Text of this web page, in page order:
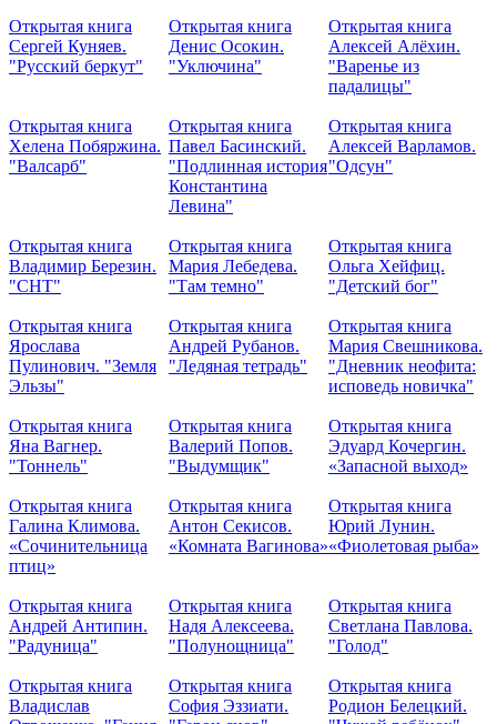
Открытая книга
Сергей Куняев.
"Русский беркут"
Открытая книга
Денис Осокин.
"Уключина"
Открытая книга
Алексей Алёхин.
"Варенье из
падалицы"
Открытая книга
Хелена Побяржина.
"Валсарб"
Открытая книга
Павел Басинский.
"Подлинная история
Константина
Левина"
Открытая книга
Алексей Варламов.
"Одсун"
Открытая книга
Владимир Березин.
"СНТ"
Открытая книга
Мария Лебедева.
"Там темно"
Открытая книга
Ольга Хейфиц.
"Детский бог"
Открытая книга
Ярослава
Пулинович. "Земля
Эльзы"
Открытая книга
Андрей Рубанов.
"Ледяная тетрадь"
Открытая книга
Мария Свешникова.
"Дневник неофита:
исповедь новичка"
Открытая книга
Яна Вагнер.
"Тоннель"
Открытая книга
Валерий Попов.
"Выдумщик"
Открытая книга
Эдуард Кочергин.
«Запасной выход»
Открытая книга
Галина Климова.
«Сочинительница
птиц»
Открытая книга
Антон Секисов.
«Комната Вагинова»
Открытая книга
Юрий Лунин.
«Фиолетовая рыба»
Открытая книга
Андрей Антипин.
"Радуница"
Открытая книга
Надя Алексеева.
"Полунощница"
Открытая книга
Светлана Павлова.
"Голод"
Открытая книга
Владислав
Открытая книга
София Эззиати.
Открытая книга
Родион Белецкий.